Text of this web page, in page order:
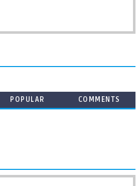
POPULAR COMMENTS